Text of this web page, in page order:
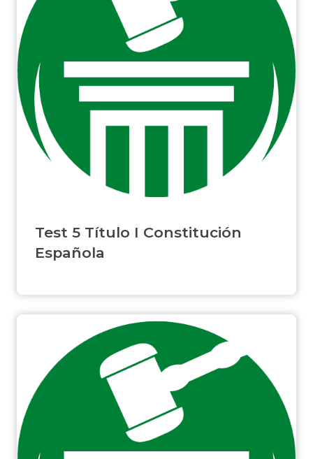
Test 5 Título I Constitución
Española